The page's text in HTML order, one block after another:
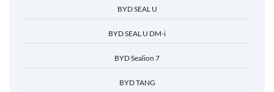
BYD SEAL U
BYD SEAL U DM-i
BYD Sealion 7
BYD TANG